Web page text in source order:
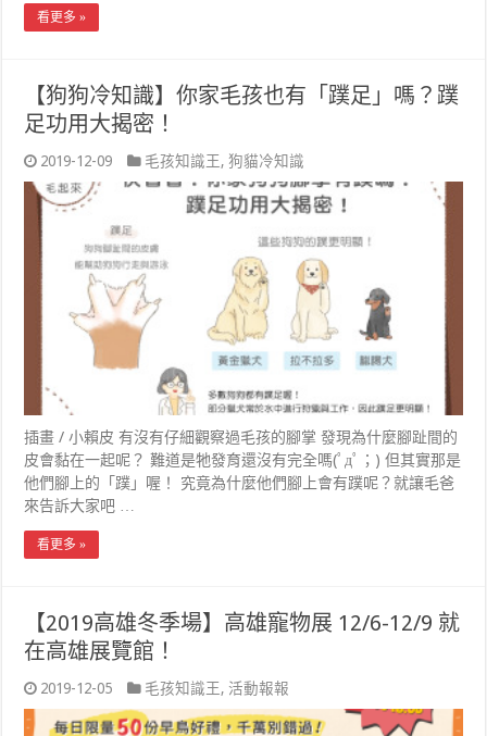
看更多 »
【狗狗冷知識】你家毛孩也有「蹼足」嗎？蹼
足功用大揭密！
2019-12-09 毛孩知識王,狗貓冷知識
插畫 / 小賴皮 有沒有仔細觀察過毛孩的腳掌 發現為什麼腳趾間的
皮會黏在一起呢？ 難道是牠發育還沒有完全嗎(ﾟдﾟ；) 但其實那是
他們腳上的「蹼」喔！ 究竟為什麼他們腳上會有蹼呢？就讓毛爸
來告訴大家吧 …
看更多 »
【2019高雄冬季場】高雄寵物展 12/6-12/9 就
在高雄展覽館！
2019-12-05 毛孩知識王, 活動報報